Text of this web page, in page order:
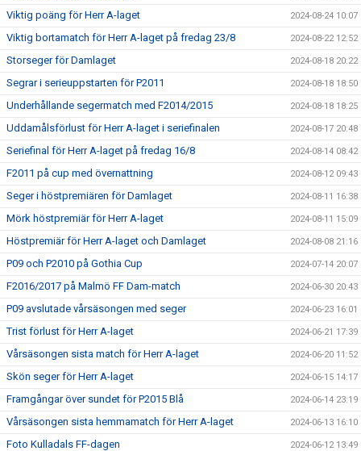
Viktig poäng för Herr A-laget 2024-08-24 10:07
Viktig bortamatch för Herr A-laget på fredag 23/8 2024-08-22 12:52
Storseger för Damlaget 2024-08-18 20:22
Segrar i serieuppstarten för P2011 2024-08-18 18:50
Underhållande segermatch med F2014/2015 2024-08-18 18:25
Uddamålsförlust för Herr A-laget i seriefinalen 2024-08-17 20:48
Seriefinal för Herr A-laget på fredag 16/8 2024-08-14 08:42
F2011 på cup med övernattning 2024-08-12 09:43
Seger i höstpremiären för Damlaget 2024-08-11 16:38
Mörk höstpremiär för Herr A-laget 2024-08-11 15:09
Höstpremiär för Herr A-laget och Damlaget 2024-08-08 21:16
P09 och P2010 på Gothia Cup 2024-07-14 20:07
F2016/2017 på Malmö FF Dam-match 2024-06-30 20:43
P09 avslutade vårsäsongen med seger 2024-06-23 16:01
Trist förlust för Herr A-laget 2024-06-21 17:39
Vårsäsongen sista match för Herr A-laget 2024-06-20 11:52
Skön seger för Herr A-laget 2024-06-15 14:17
Framgångar över sundet för P2015 Blå 2024-06-14 23:19
Vårsäsongen sista hemmamatch för Herr A-laget 2024-06-13 16:10
Foto Kulladals FF-dagen 2024-06-12 13:49